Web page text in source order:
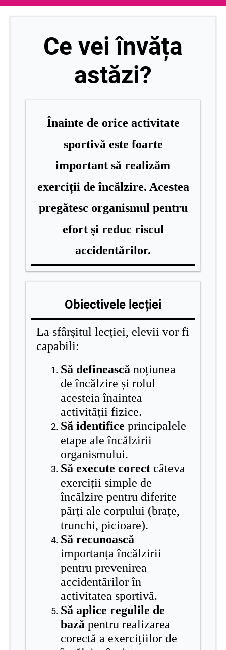
Ce vei învăța
astăzi?
Înainte de orice activitate
sportivă este foarte
important să realizăm
exerciții de încălzire. Acestea
pregătesc organismul pentru
efort și reduc riscul
accidentărilor.
Obiectivele lecției
La sfârșitul lecției, elevii vor fi
capabili:
Să definească noțiunea
de încălzire și rolul
acesteia înaintea
activității fizice.
Să identifice principalele
etape ale încălzirii
organismului.
Să execute corect câteva
exerciții simple de
încălzire pentru diferite
părți ale corpului (brațe,
trunchi, picioare).
Să recunoască
importanța încălzirii
pentru prevenirea
accidentărilor în
activitatea sportivă.
Să aplice regulile de
bază pentru realizarea
corectă a exercițiilor de